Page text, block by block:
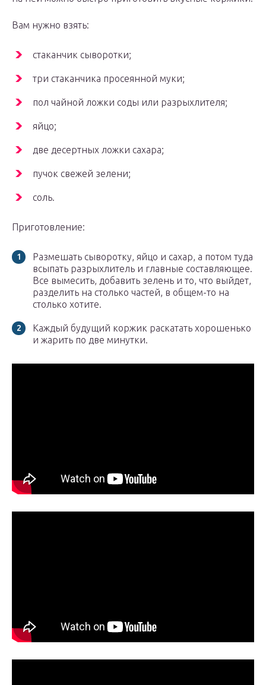
Вам нужно взять:
стаканчик сыворотки;
три стаканчика просеянной муки;
пол чайной ложки соды или разрыхлителя;
яйцо;
две десертных ложки сахара;
пучок свежей зелени;
соль.
Приготовление:
Размешать сыворотку, яйцо и сахар, а потом туда
всыпать разрыхлитель и главные составляющее.
Все вымесить, добавить зелень и то, что выйдет,
разделить на столько частей, в общем-то на
столько хотите.
Каждый будущий коржик раскатать хорошенько
и жарить по две минутки.